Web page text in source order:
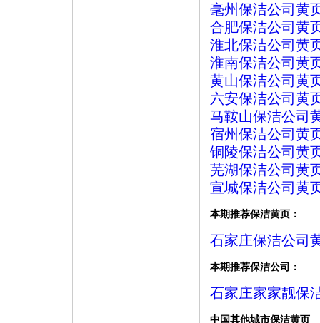
毫州保洁公司黄
合肥保洁公司黄
淮北保洁公司黄
淮南保洁公司黄
黄山保洁公司黄
六安保洁公司黄
马鞍山保洁公司
宿州保洁公司黄
铜陵保洁公司黄
芜湖保洁公司黄
宣城保洁公司黄
本期推荐保洁黄页：
石家庄保洁公司
本期推荐保洁公司：
石家庄家家靓保
中国其他城市保洁黄页